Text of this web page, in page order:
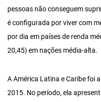
pessoas não conseguem
é configurada por viver com
por dia em países de renda
20,45) em nações média-alta.
A América Latina e Caribe foi
2015. No período, ela